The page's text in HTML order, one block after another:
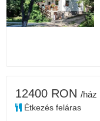
12400 RON /ház
Étkezés feláras